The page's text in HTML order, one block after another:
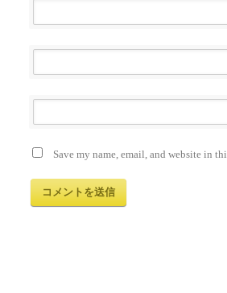
Save my name, email, and website in